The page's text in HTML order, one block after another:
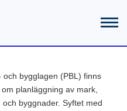
och bygglagen (PBL) finns
om planläggning av mark,
och byggnader. Syftet med